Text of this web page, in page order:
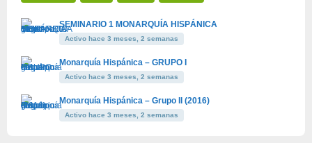
SEMINARIO 1 MONARQUÍA HISPÁNICA
Activo hace 3 meses, 2 semanas
Monarquía Hispánica – GRUPO I
Activo hace 3 meses, 2 semanas
Monarquía Hispánica – Grupo II (2016)
Activo hace 3 meses, 2 semanas